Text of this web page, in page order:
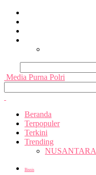
Media Purna Polri
Beranda
Terpopuler
Terkini
Trending
NUSANTARA
Bisnis